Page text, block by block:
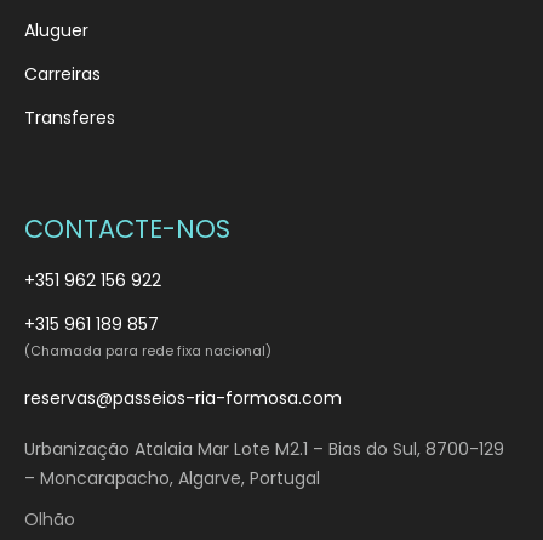
Aluguer
Carreiras
Transferes
CONTACTE-NOS
+351 962 156 922
+315 961 189 857
(Chamada para rede fixa nacional)
reservas@passeios-ria-formosa.com
Urbanização Atalaia Mar Lote M2.1 – Bias do Sul, 8700-129
– Moncarapacho, Algarve, Portugal
Olhão